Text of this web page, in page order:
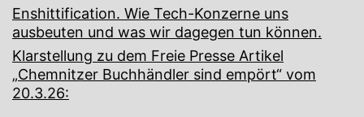
Enshittification. Wie Tech-Konzerne uns
ausbeuten und was wir dagegen tun können.
Klarstellung zu dem Freie Presse Artikel
„Chemnitzer Buchhändler sind empört“ vom
20.3.26: